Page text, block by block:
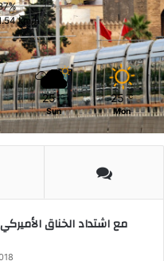
km/h
25 ℃
Sun
25 ℃
Mon
مع اشتداد الخناق